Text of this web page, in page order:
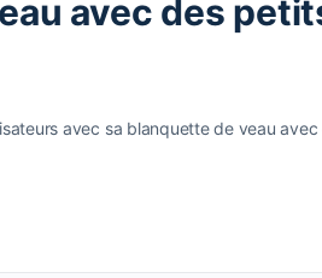
avec des
avec sa blanquette de veau